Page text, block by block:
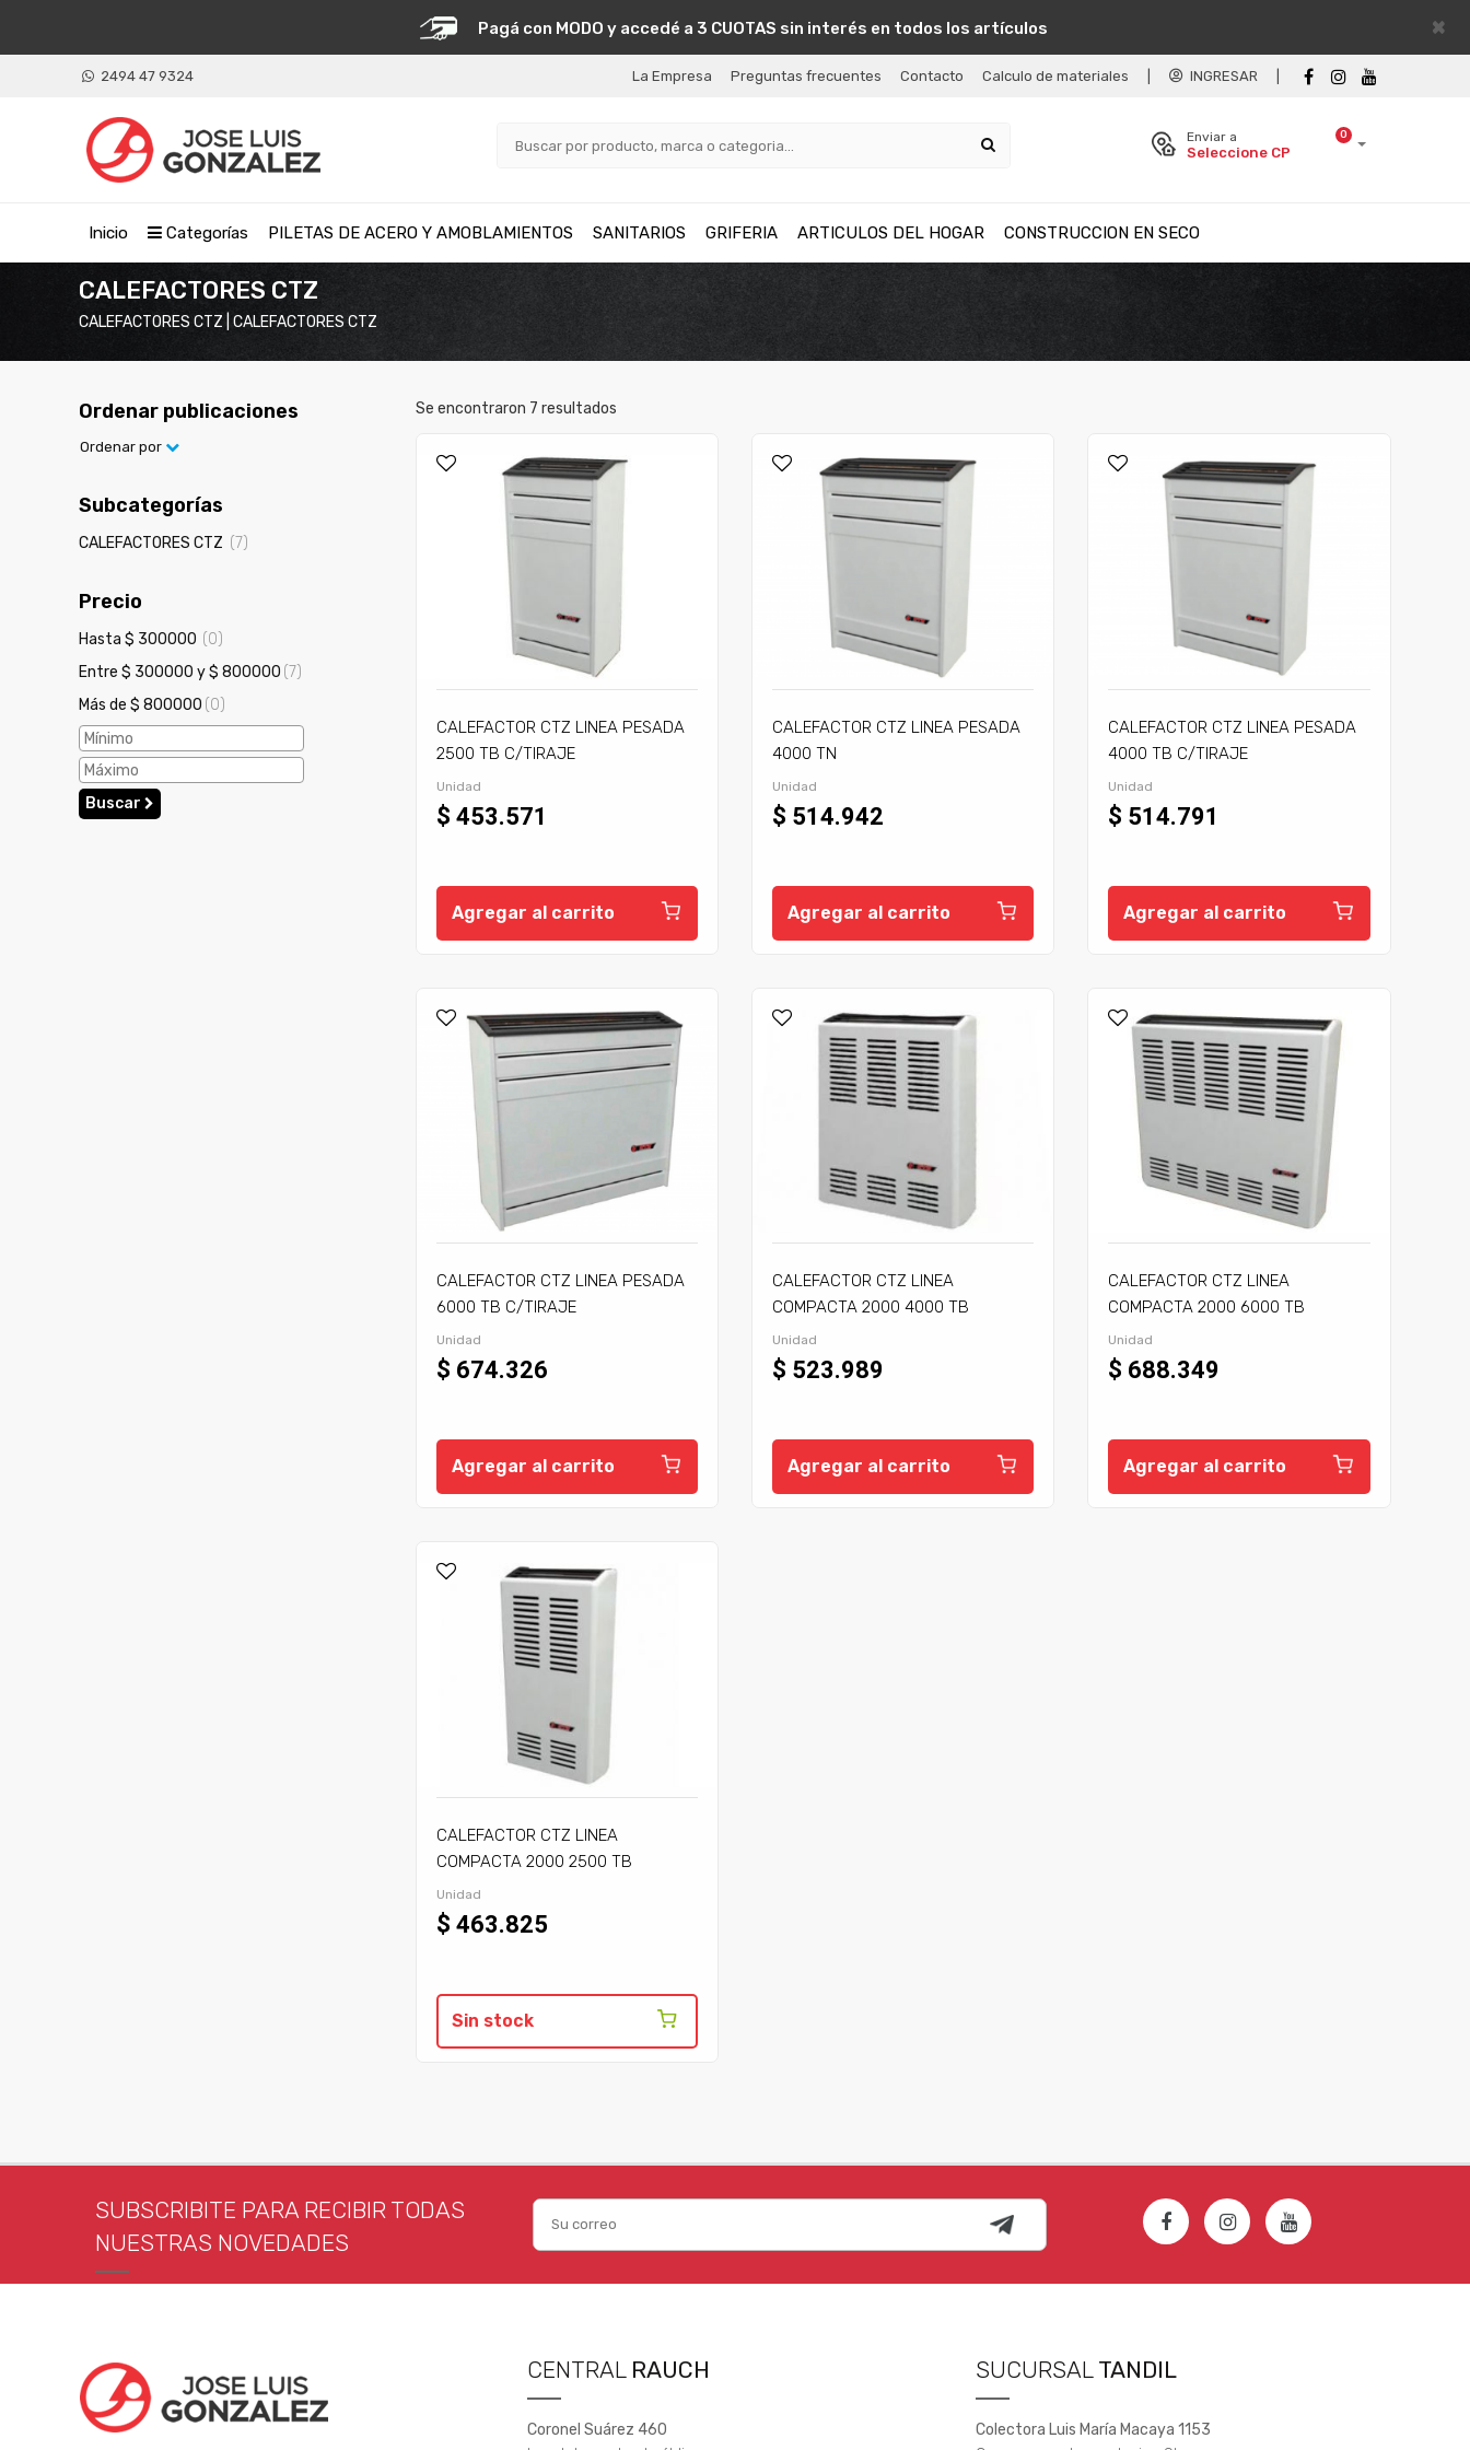
×
Pagá con MODO y accedé a 3 CUOTAS sin interés en todos los artículos
2494 47 9324 La Empresa Preguntas frecuentes Contacto Calculo de materiales INGRESAR
0
Enviar a
Seleccione CP
Inicio Categorías PILETAS DE ACERO Y AMOBLAMIENTOS SANITARIOS GRIFERIA ARTICULOS DEL HOGAR CONSTRUCCION EN SECO
CALEFACTORES CTZ
CALEFACTORES CTZ | CALEFACTORES CTZ
Ordenar publicaciones
Ordenar por
Subcategorías
CALEFACTORES CTZ (7)
Precio
Hasta $ 300000 (0)
Entre $ 300000 y $ 800000 (7)
Más de $ 800000 (0)
Buscar
Se encontraron 7 resultados
CALEFACTOR CTZ LINEA PESADA
2500 TB C/TIRAJE
Unidad
$ 453.571
Agregar al carrito
CALEFACTOR CTZ LINEA PESADA
4000 TN
Unidad
$ 514.942
Agregar al carrito
CALEFACTOR CTZ LINEA PESADA
4000 TB C/TIRAJE
Unidad
$ 514.791
Agregar al carrito
CALEFACTOR CTZ LINEA PESADA
6000 TB C/TIRAJE
Unidad
$ 674.326
Agregar al carrito
CALEFACTOR CTZ LINEA
COMPACTA 2000 4000 TB
C/TIRAJE
Unidad
$ 523.989
Agregar al carrito
CALEFACTOR CTZ LINEA
COMPACTA 2000 6000 TB
C/TIRAJE
Unidad
$ 688.349
Agregar al carrito
CALEFACTOR CTZ LINEA
COMPACTA 2000 2500 TB
C/TIRAJE
Unidad
$ 463.825
Sin stock
SUBSCRIBITE PARA RECIBIR TODAS
NUESTRAS NOVEDADES
CENTRAL RAUCH
Coronel Suárez 460
SUCURSAL TANDIL
Colectora Luis María Macaya 1153